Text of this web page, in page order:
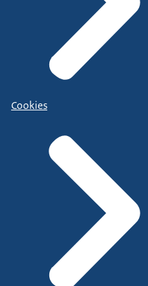
Cookies